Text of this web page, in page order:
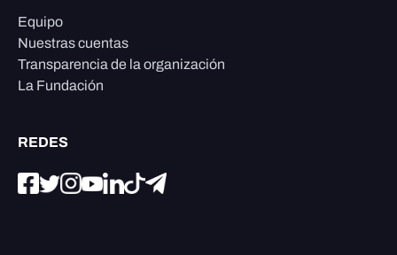
Equipo
Nuestras cuentas
Transparencia de la organización
La Fundación
REDES